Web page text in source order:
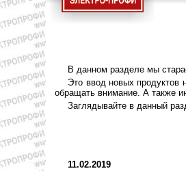
В данном разделе мы
Это ввод новых продуктов
обращать внимание. А также
Заглядывайте в данный
11.02.2019